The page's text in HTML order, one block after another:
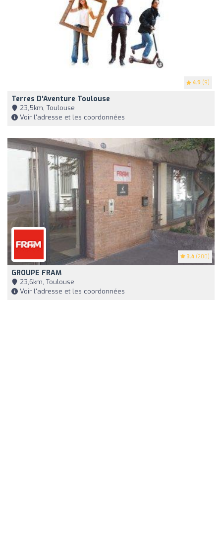
4.9 (9)
Terres D'Aventure Toulouse
23,5km, Toulouse
Voir l'adresse et les coordonnées
3.4 (200)
GROUPE FRAM
23,6km, Toulouse
Voir l'adresse et les coordonnées